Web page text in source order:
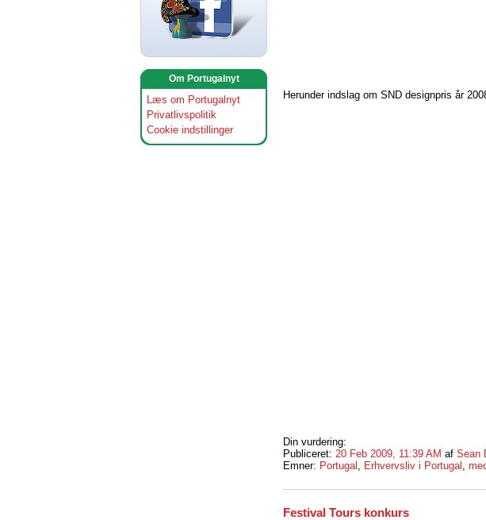
Om Portugalnyt
Læs om Portugalnyt
Privatlivspolitik
Cookie indstillinger
Herunder indslag om SND designpris år
Din vurdering:
Publiceret: 20 Feb 2009, 11:39 AM af Sean
Emner: Portugal , Erhvervsliv i Portugal ,
Festival Tours konkurs